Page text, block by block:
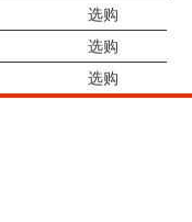
选购
选购
选购